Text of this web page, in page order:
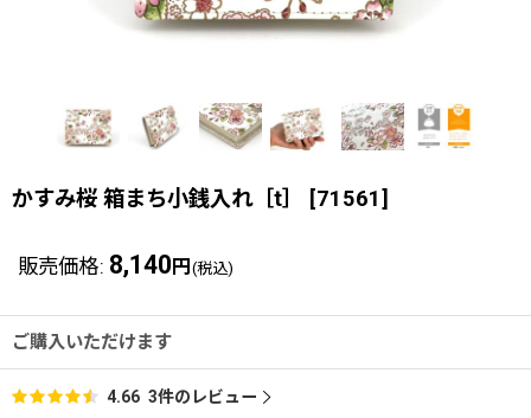
かすみ桜 箱まち小銭入れ［t］ [71561]
販売価格: 8,140 円 (税込)
ご購入いただけます
4.66 3件のレビュー